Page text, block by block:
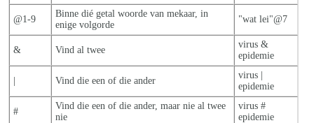
@1-9
Binne dié getal woorde van mekaar, in
enige volgorde
"wat lei"@7
& Vind al twee
virus &
epidemie
Vind die een of die ander
virus |
epidemie
#
Vind die een of die ander, maar nie al twee
nie
virus #
epidemie